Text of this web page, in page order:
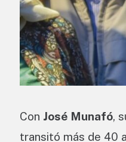
Con José Munafó,
transitó más de 40